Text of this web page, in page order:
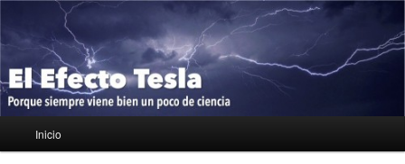
contenido
principal
contenido
secundario
El Efecto Tesla
Porque siempre viene bien un poco de ciencia
principal
Inicio